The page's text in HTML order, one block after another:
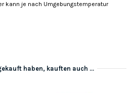
kann je nach Umgebungstemperatur
haben, kauften auch ...